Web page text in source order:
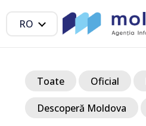
RO
Toate Oficial
Descoperă Moldova